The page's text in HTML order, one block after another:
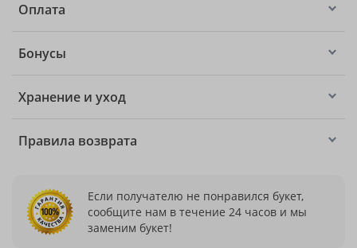
Оплата
Бонусы
Хранение и уход
Правила возврата
Если получателю не понравился букет,
сообщите нам в течение 24 часов и мы
заменим букет!